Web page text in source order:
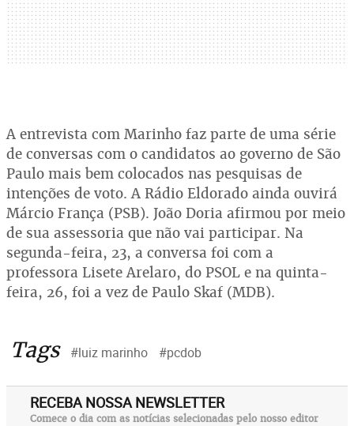
A entrevista com Marinho faz parte de uma série
de conversas com o candidatos ao governo de São
Paulo mais bem colocados nas pesquisas de
intenções de voto. A Rádio Eldorado ainda ouvirá
Márcio França (PSB). João Doria afirmou por meio
de sua assessoria que não vai participar. Na
segunda-feira, 23, a conversa foi com a
professora Lisete Arelaro, do PSOL e na quinta-
feira, 26, foi a vez de Paulo Skaf (MDB).
Tags #luiz marinho #pcdob
RECEBA NOSSA NEWSLETTER
Comece o dia com as notícias selecionadas pelo nosso editor